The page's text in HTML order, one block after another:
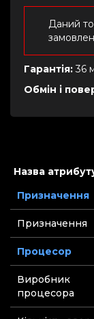
Даний
Гарантія:36
Обмін і
Назва
Призначення
Призначення
Процесор
Виробник
процесора